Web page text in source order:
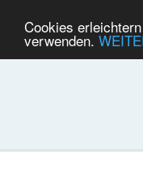
Cookies
verwenden.